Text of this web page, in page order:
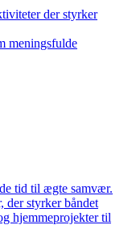
der styrker
meningsfulde
tid til ægte samvær.
der styrker båndet
hjemmeprojekter til